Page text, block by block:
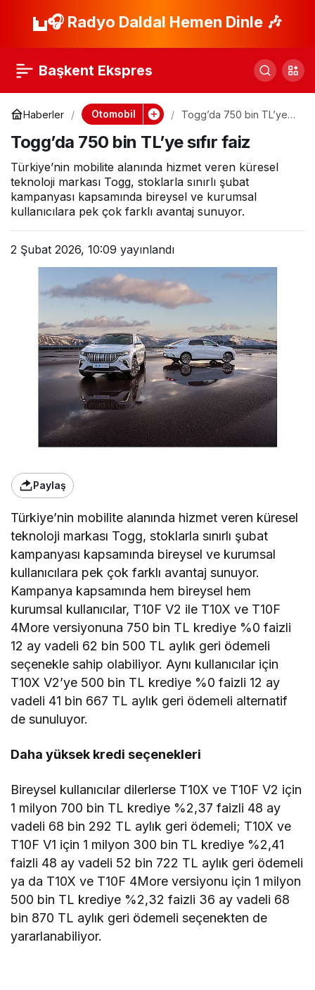
🎧 Radyo Daldal Hemen Dinle 🎶
Başkent Ekspres
Haberler Otomobil
Togg’da 750 bin TL’ye
Togg’da 750 bin TL’ye sıfır faiz
Türkiye’nin mobilite alanında hizmet veren küresel
teknoloji markası Togg, stoklarla sınırlı şubat
kampanyası kapsamında bireysel ve kurumsal
kullanıcılara pek çok farklı avantaj sunuyor.
2 Şubat 2026, 10:09 yayınlandı
Paylaş
Türkiye’nin mobilite alanında hizmet veren küresel
teknoloji markası Togg, stoklarla sınırlı şubat
kampanyası kapsamında bireysel ve kurumsal
kullanıcılara pek çok farklı avantaj sunuyor.
Kampanya kapsamında hem bireysel hem
kurumsal kullanıcılar, T10F V2 ile T10X ve T10F
4More versiyonuna 750 bin TL krediye %0 faizli
12 ay vadeli 62 bin 500 TL aylık geri ödemeli
seçenekle sahip olabiliyor. Aynı kullanıcılar için
T10X V2’ye 500 bin TL krediye %0 faizli 12 ay
vadeli 41 bin 667 TL aylık geri ödemeli alternatif
de sunuluyor.
Daha yüksek kredi seçenekleri
Bireysel kullanıcılar dilerlerse T10X ve T10F V2 için
1 milyon 700 bin TL krediye %2,37 faizli 48 ay
vadeli 68 bin 292 TL aylık geri ödemeli; T10X ve
T10F V1 için 1 milyon 300 bin TL krediye %2,41
faizli 48 ay vadeli 52 bin 722 TL aylık geri ödemeli
ya da T10X ve T10F 4More versiyonu için 1 milyon
500 bin TL krediye %2,32 faizli 36 ay vadeli 68
bin 870 TL aylık geri ödemeli seçenekten de
yararlanabiliyor.
İkinci el otomobil yedi Paylaş